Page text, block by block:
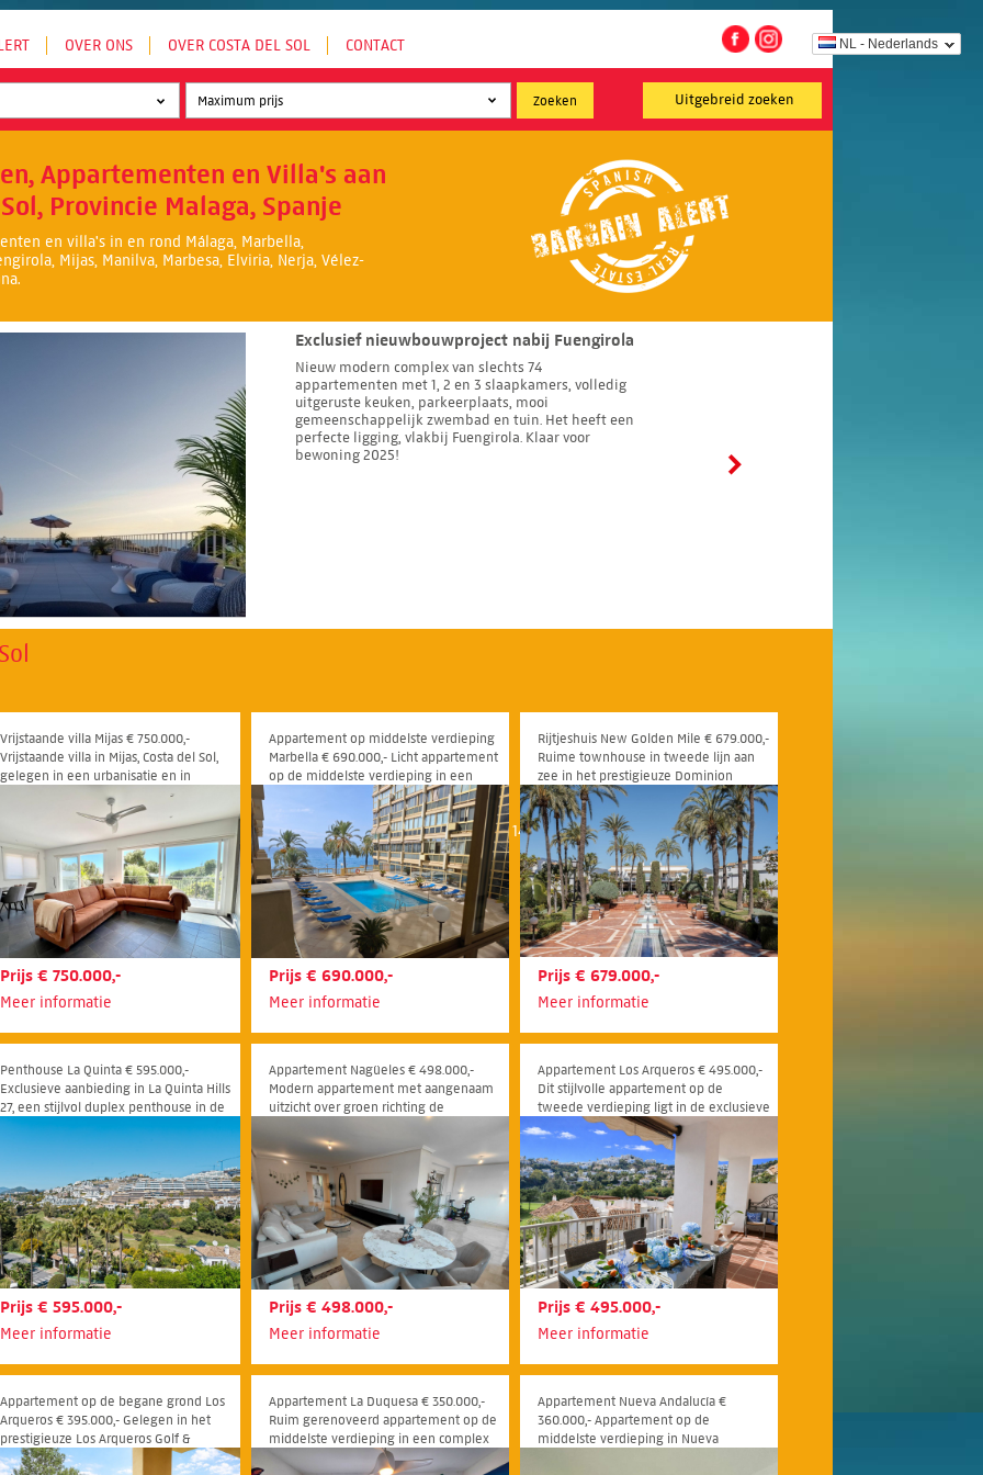
NL - Nederlands
OVER ONS OVER COSTA DEL SOL CONTACT
Uitgebreid zoeken
Appartementen en Villa's aan
Provincie Malaga, Spanje
en villa's in en rond Málaga, Marbella,
Mijas, Manilva, Marbesa, Elviria, Nerja, Vélez-
Exclusief nieuwbouwproject nabij Fuengirola
Nieuw modern complex van slechts 74
appartementen met 1, 2 en 3 slaapkamers, volledig
uitgeruste keuken, parkeerplaats, mooi
gemeenschappelijk zwembad en tuin. Het heeft een
perfecte ligging, vlakbij Fuengirola. Klaar voor
bewoning 2025!
145 146 147 148 149 150 151 152 153 154 155
Vrijstaande villa Mijas € 750.000,-
Vrijstaande villa in Mijas, Costa del Sol,
gelegen in een urbanisatie en in
Prijs € 750.000,-
Meer informatie
Appartement op middelste verdieping
Marbella € 690.000,- Licht appartement
op de middelste verdieping in een
eerstelijns strandcomplex in Marbella,
Costa del Sol
Prijs € 690.000,-
Meer informatie
Rijtjeshuis New Golden Mile € 679.000,-
Ruime townhouse in tweede lijn aan
zee in het prestigieuze Dominion
Beach aan de New Golden Mile, met
directe toegang tot het strand via
mooie gemeenschappelijke tuinen
Prijs € 679.000,-
Meer informatie
Penthouse La Quinta € 595.000,-
Exclusieve aanbieding in La Quinta Hills
27, een stijlvol duplex penthouse in de
prestigieuze wijk La Quinta in
Benahavís.
Prijs € 595.000,-
Meer informatie
Appartement Nagüeles € 498.000,-
Modern appartement met aangenaam
uitzicht over groen richting de
Prijs € 498.000,-
Meer informatie
Appartement Los Arqueros € 495.000,-
Dit stijlvolle appartement op de
tweede verdieping ligt in de exclusieve
residentie La Torre Phase B binnen Los
Arqueros Golf & Country Club in
Benahavís.
Prijs € 495.000,-
Meer informatie
Appartement op de begane grond Los
Arqueros € 395.000,- Gelegen in het
prestigieuze Los Arqueros Golf &
Country Club in Benahavís biedt dit
Appartement La Duquesa € 350.000,-
Ruim gerenoveerd appartement op de
middelste verdieping in een complex
aan het strand, in het hart van Puerto
Appartement Nueva Andalucía €
360.000,- Appartement op de
middelste verdieping in Nueva